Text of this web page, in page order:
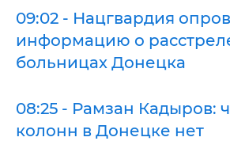
09:02 - Нацгвардия
информацию о
больницах Донецка
08:25 - Рамзан Кадыров:
колонн в Донецке нет